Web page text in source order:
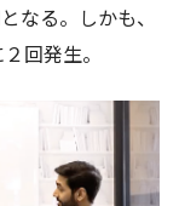
なる。しかも、
回発生。